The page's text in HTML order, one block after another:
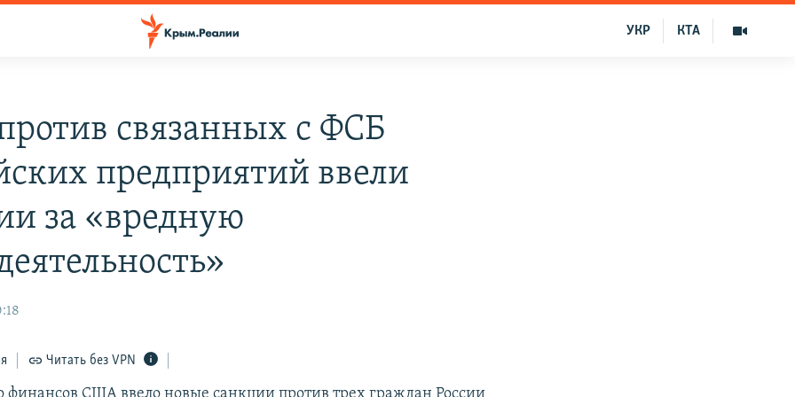
КТА
УКР
связанных с ФСБ
предприятий ввели
за «вредную
Читать без VPN